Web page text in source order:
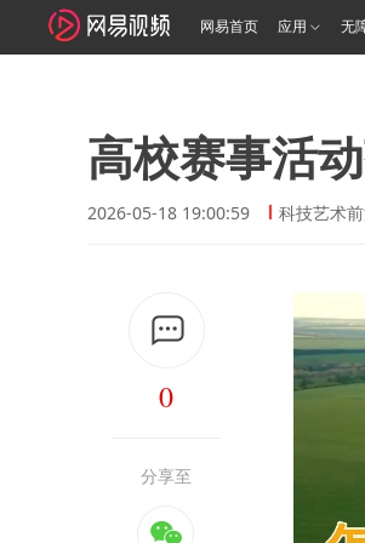
网易首页 应用 无
高校赛事活
2026-05-18 19:00:59 科技艺术
0
分享至